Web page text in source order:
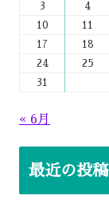
3
4
10
11
17
18
24
25
31
« 6月
最近の投稿